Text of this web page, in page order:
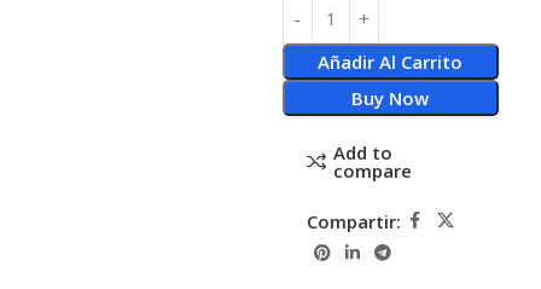
Añadir Al Carrito
Buy Now
Add to
compare
Compartir: